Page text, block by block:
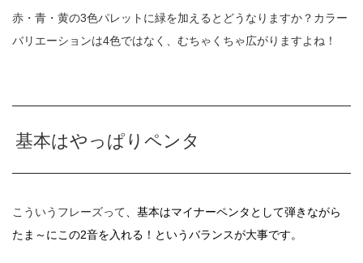
赤・青・黄の3色パレットに緑を加えるとどうなりますか？カラー
バリエーションは4色ではなく、むちゃくちゃ広がりますよね！
基本はやっぱりペンタ
こういうフレーズって 、基本はマイナーペンタとして弾きながら
たま～にこの2音を入れる！というバランスが大事です。